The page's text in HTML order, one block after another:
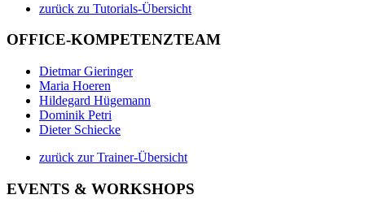
zurück zu Tutorials-Übersicht
OFFICE-KOMPETENZTEAM
Dietmar Gieringer
Maria Hoeren
Hildegard Hügemann
Dominik Petri
Dieter Schiecke
zurück zur Trainer-Übersicht
EVENTS & WORKSHOPS